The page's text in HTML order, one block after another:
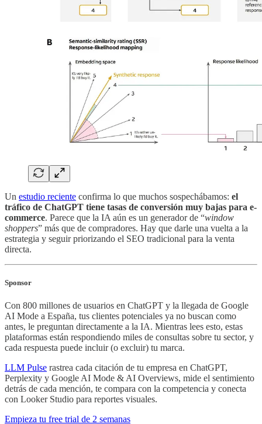
Un estudio reciente confirma lo que muchos sospechábamos: el
tráfico de ChatGPT tiene tasas de conversión muy bajas para e-
commerce. Parece que la IA aún es un generador de “window
shoppers” más que de compradores. Hay que darle una vuelta a la
estrategia y seguir priorizando el SEO tradicional para la venta
directa.
Sponsor
Con 800 millones de usuarios en ChatGPT y la llegada de Google
AI Mode a España, tus clientes potenciales ya no buscan como
antes, le preguntan directamente a la IA. Mientras lees esto, estas
plataformas están respondiendo miles de consultas sobre tu sector, y
cada respuesta puede incluir (o excluir) tu marca.
LLM Pulse rastrea cada citación de tu empresa en ChatGPT,
Perplexity y Google AI Mode & AI Overviews, mide el sentimiento
detrás de cada mención, te compara con la competencia y conecta
con Looker Studio para reportes visuales.
Empieza tu free trial de 2 semanas